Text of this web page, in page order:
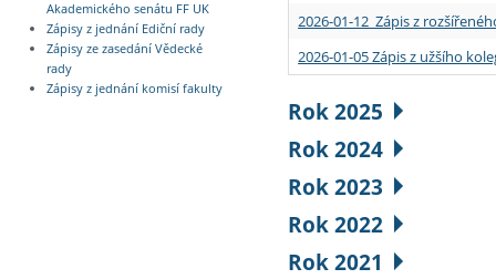
Akademického senátu FF UK
Zápisy z jednání Ediční rady
Zápisy ze zasedání Vědecké
rady
Zápisy z jednání komisí fakulty
2026-01-12 Zápis z
2026-01-05 Zápis z užšího
Rok 2025
Rok 2024
Rok 2023
Rok 2022
Rok 2021